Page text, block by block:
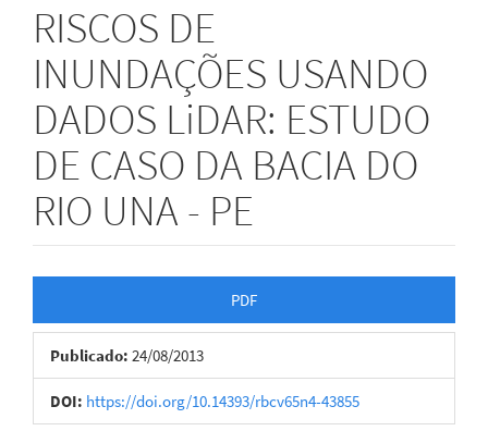
RISCOS DE
INUNDAÇÕES USANDO
DADOS LiDAR: ESTUDO
DE CASO DA BACIA DO
RIO UNA - PE
lateral
de
artigos
PDF
Publicado: 24/08/2013
DOI: https://doi.org/10.14393/rbcv65n4-43855